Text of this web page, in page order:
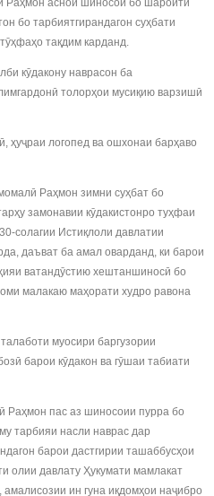
аснои шиносоӣ бо шароити
бо тарбиятгирандагон суҳбати
тақдим карданд.
кӯдакону наврасон ба
толорҳои мусиқию варзишӣ
ҳуҷраи логопед ва ошхонаи барҳаво
Раҳмон зимни суҳбат бо
замонавии кӯдакистонро туҳфаи
солагии Истиқлоли давлатии
даъват ба амал оварданд, ки барои
ватандӯстию хештаншиносӣ бо
малакаю маҳорати худро равона
муосири баргузории
барои кӯдакон ва гӯшаи табиати
Раҳмон пас аз шиносоии пурра бо
тарбияи насли наврас дар
барои дастгирии ташаббусҳои
олии давлату Ҳукумати мамлакат
ин гуна иқдомҳои наҷибро